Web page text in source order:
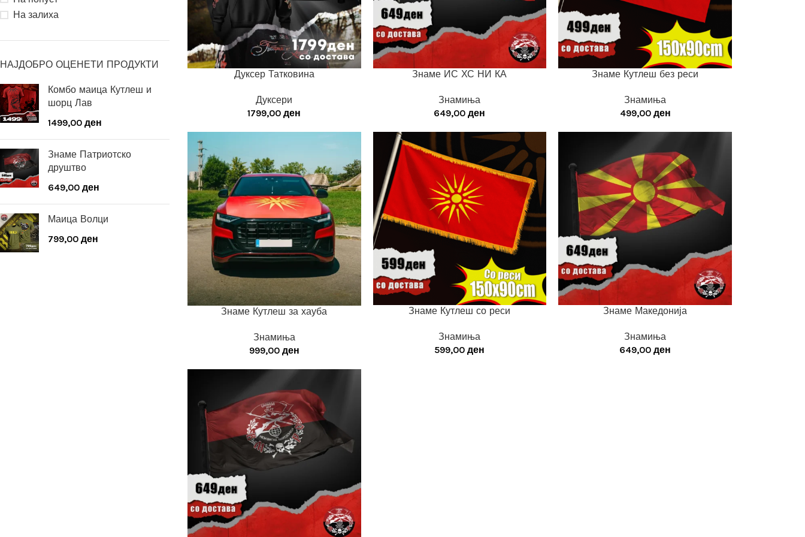
На залиха
НАЈДОБРО ОЦЕНЕТИ ПРОДУКТИ
Комбо маица Кутлеш и
шорц Лав
1499,00 ден
Знаме Патриотско
друштво
649,00 ден
Маица Волци
799,00 ден
Дуксер Татковина
Дуксери
1799,00ден
Знаме ИС ХС НИ КА
Знамиња
649,00ден
Знаме Кутлеш без реси
Знамиња
499,00 ден
Знаме Кутлеш за хауба
Знамиња
999,00 ден
Знаме Кутлеш со реси
Знамиња
599,00ден
Знаме Македонија
Знамиња
649,00ден